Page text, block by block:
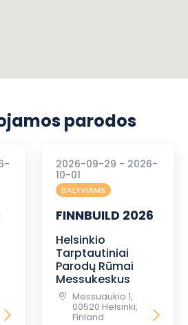
parodos
2026-09-29 - 2026-
10-01
DALYVIAMS
FINNBUILD 2026
Helsinkio
Tarptautiniai
Parodų Rūmai
Messukeskus
Messuaukio 1,
00520 Helsinki,
Finland